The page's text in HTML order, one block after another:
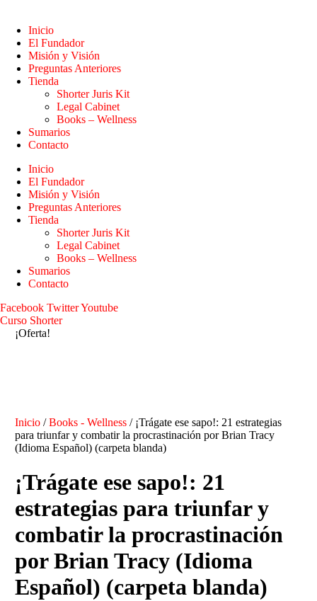
Inicio
El Fundador
Misión y Visión
Preguntas Anteriores
Tienda
Shorter Juris Kit
Legal Cabinet
Books – Wellness
Sumarios
Contacto
Inicio
El Fundador
Misión y Visión
Preguntas Anteriores
Tienda
Shorter Juris Kit
Legal Cabinet
Books – Wellness
Sumarios
Contacto
Facebook TwitterYoutube
Curso Shorter
¡Oferta!
Inicio /Books - Wellness / ¡Trágate ese sapo!: 21 estrategias
para triunfar y combatir la procrastinación por Brian Tracy
(Idioma Español) (carpeta blanda)
¡Trágate ese sapo!: 21
estrategias para triunfar y
combatir la procrastinación
por Brian Tracy (Idioma
Español) (carpeta blanda)